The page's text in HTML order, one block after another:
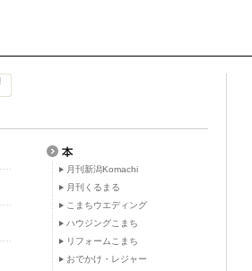
月刊新潟Komachi
月刊くるまる
こまちウエディング
ハウジングこまち
リフォームこまち
おでかけ・レジャー